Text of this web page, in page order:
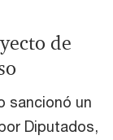
de
sancionó un
Diputados,